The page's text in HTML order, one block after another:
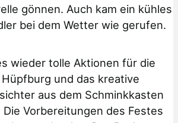
gönnen. Auch kam ein kühles
bei dem Wetter wie gerufen.
wieder tolle Aktionen für die
und das kreative
aus dem Schminkkasten
Vorbereitungen des Festes